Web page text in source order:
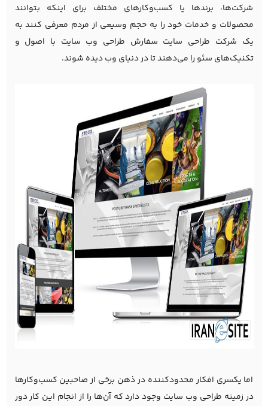
شرکت‌ها، برندها یا کسب‌و‌کارهای مختلف برای اینکه بتوانند
محصولات و خدمات خود را به حجم وسیعی از مردم معرفی کنند به
یک شرکت طراحی سایت سفارش طراحی وب سایت با اصول و
تکنیک‌های سئو را می‌دهند تا در دنیای وب دیده شوند.
اما یکسری افکار محدودکننده در ذهن برخی از صاحبین کسب‌و‌کارها
در زمینه طراحی وب سایت وجود دارد که آن‌ها را از انجام این کار دور